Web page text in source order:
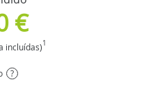
€
incluídas)1
?